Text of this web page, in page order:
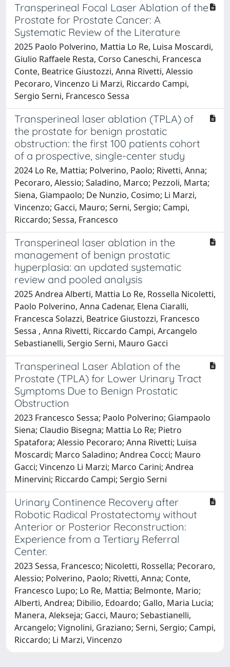
Transperineal Focal Laser Ablation of the
Prostate for Prostate Cancer: A
Systematic Review of the Literature
2025 Paolo Polverino, Mattia Lo Re, Luisa Moscardi,
Giulio Raffaele Resta, Corso Caneschi, Francesca
Conte, Beatrice Giustozzi, Anna Rivetti, Alessio
Pecoraro, Vincenzo Li Marzi, Riccardo Campi,
Sergio Serni, Francesco Sessa
Transperineal laser ablation (TPLA) of
the prostate for benign prostatic
obstruction: the first 100 patients cohort
of a prospective, single-center study
2024 Lo Re, Mattia; Polverino, Paolo; Rivetti, Anna;
Pecoraro, Alessio; Saladino, Marco; Pezzoli, Marta;
Siena, Giampaolo; De Nunzio, Cosimo; Li Marzi,
Vincenzo; Gacci, Mauro; Serni, Sergio; Campi,
Riccardo; Sessa, Francesco
Transperineal laser ablation in the
management of benign prostatic
hyperplasia: an updated systematic
review and pooled analysis
2025 Andrea Alberti, Mattia Lo Re, Rossella Nicoletti,
Paolo Polverino, Anna Cadenar, Elena Ciaralli,
Francesca Solazzi, Beatrice Giustozzi, Francesco
Sessa , Anna Rivetti, Riccardo Campi, Arcangelo
Sebastianelli, Sergio Serni, Mauro Gacci
Transperineal Laser Ablation of the
Prostate (TPLA) for Lower Urinary Tract
Symptoms Due to Benign Prostatic
Obstruction
2023 Francesco Sessa; Paolo Polverino; Giampaolo
Siena; Claudio Bisegna; Mattia Lo Re; Pietro
Spatafora; Alessio Pecoraro; Anna Rivetti; Luisa
Moscardi; Marco Saladino; Andrea Cocci; Mauro
Gacci; Vincenzo Li Marzi; Marco Carini; Andrea
Minervini; Riccardo Campi; Sergio Serni
Urinary Continence Recovery after
Robotic Radical Prostatectomy without
Anterior or Posterior Reconstruction:
Experience from a Tertiary Referral
Center.
2023 Sessa, Francesco; Nicoletti, Rossella; Pecoraro,
Alessio; Polverino, Paolo; Rivetti, Anna; Conte,
Francesco Lupo; Lo Re, Mattia; Belmonte, Mario;
Alberti, Andrea; Dibilio, Edoardo; Gallo, Maria Lucia;
Manera, Alekseja; Gacci, Mauro; Sebastianelli,
Arcangelo; Vignolini, Graziano; Serni, Sergio; Campi,
Riccardo; Li Marzi, Vincenzo